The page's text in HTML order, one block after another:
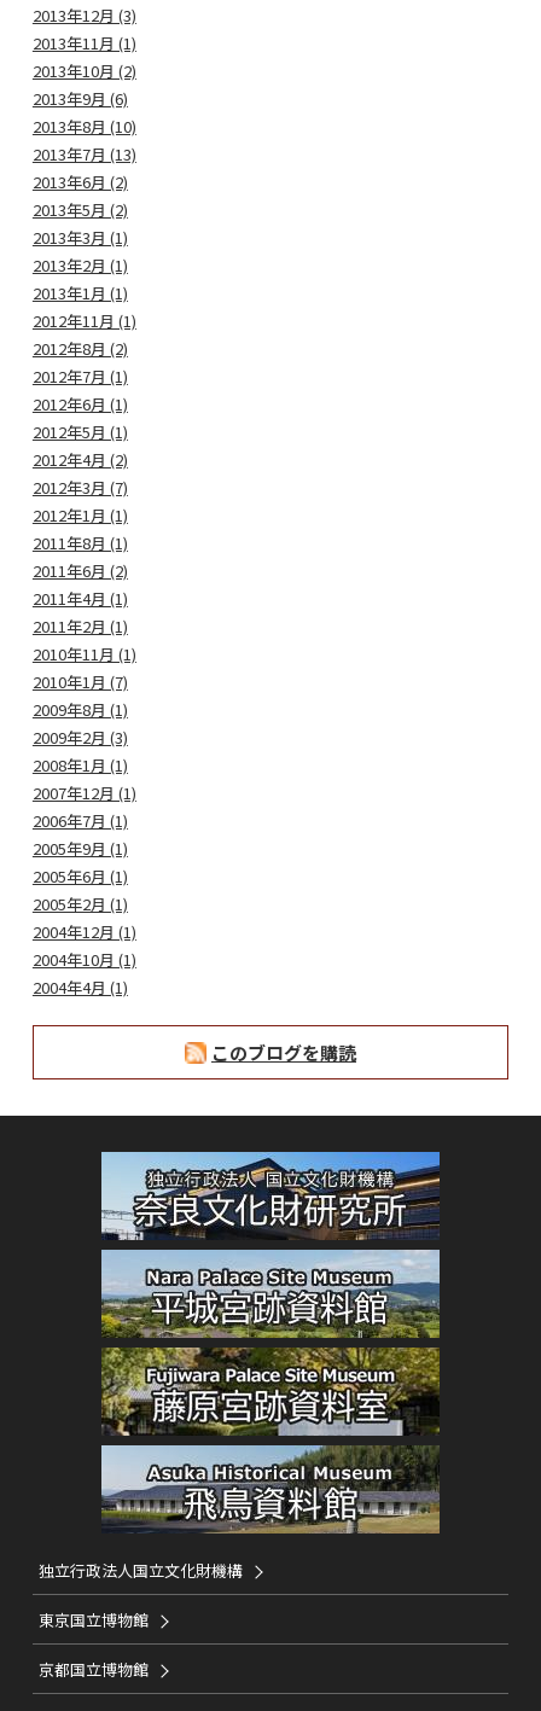
2013年12月 (3)
2013年11月 (1)
2013年10月 (2)
2013年9月 (6)
2013年8月 (10)
2013年7月 (13)
2013年6月 (2)
2013年5月 (2)
2013年3月 (1)
2013年2月 (1)
2013年1月 (1)
2012年11月 (1)
2012年8月 (2)
2012年7月 (1)
2012年6月 (1)
2012年5月 (1)
2012年4月 (2)
2012年3月 (7)
2012年1月 (1)
2011年8月 (1)
2011年6月 (2)
2011年4月 (1)
2011年2月 (1)
2010年11月 (1)
2010年1月 (7)
2009年8月 (1)
2009年2月 (3)
2008年1月 (1)
2007年12月 (1)
2006年7月 (1)
2005年9月 (1)
2005年6月 (1)
2005年2月 (1)
2004年12月 (1)
2004年10月 (1)
2004年4月 (1)
このブログを購読
独立行政法人国立文化財機構
東京国立博物館
京都国立博物館